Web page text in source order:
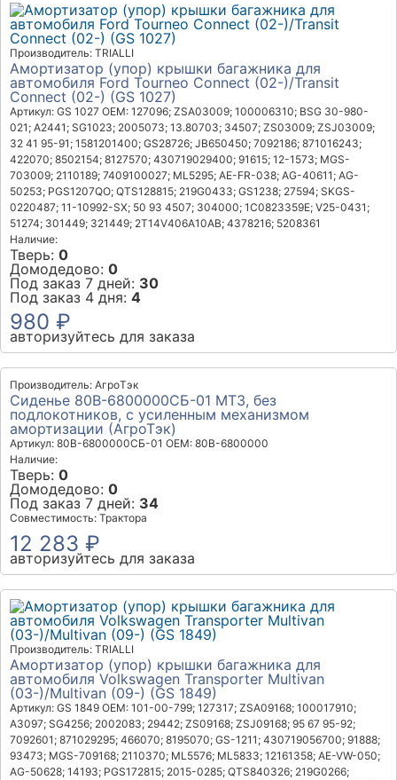
Производитель: TRIALLI
Амортизатор (упор) крышки багажника для
автомобиля Ford Tourneo Connect (02-)/Transit
Connect (02-) (GS 1027)
Артикул: GS 1027 OEM: 127096; ZSA03009; 100006310; BSG 30-980-
021; A2441; SG1023; 2005073; 13.80703; 34507; ZS03009; ZSJ03009;
32 41 95-91; 1581201400; GS28726; JB650450; 7092186; 871016243;
422070; 8502154; 8127570; 430719029400; 91615; 12-1573; MGS-
703009; 2110189; 7409100027; ML5295; AE-FR-038; AG-40611; AG-
50253; PGS1207QO; QTS128815; 219G0433; GS1238; 27594; SKGS-
0220487; 11-10992-SX; 50 93 4507; 304000; 1C0823359E; V25-0431;
51274; 301449; 321449; 2T14V406A10AB; 4378216; 5208361
Наличие:
Тверь: 0
Домодедово: 0
Под заказ 7 дней: 30
Под заказ 4 дня: 4
980 ₽
авторизуйтесь для заказа
Производитель: АгроТэк
Сиденье 80В-6800000СБ-01 МТЗ, без
подлокотников, с усиленным механизмом
амортизации (АгроТэк)
Артикул: 80В-6800000СБ-01 OEM: 80В-6800000
Наличие:
Тверь: 0
Домодедово: 0
Под заказ 7 дней: 34
Совместимость: Трактора
12 283 ₽
авторизуйтесь для заказа
Производитель: TRIALLI
Амортизатор (упор) крышки багажника для
автомобиля Volkswagen Transporter Multivan
(03-)/Multivan (09-) (GS 1849)
Артикул: GS 1849 OEM: 101-00-799; 127317; ZSA09168; 100017910;
A3097; SG4256; 2002083; 29442; ZS09168; ZSJ09168; 95 67 95-92;
7092601; 871029295; 466070; 8195070; GS-1211; 430719056700; 91888;
93473; MGS-709168; 2110370; ML5576; ML5833; 12161358; AE-VW-050;
AG-50628; 14193; PGS172815; 2015-0285; QTS840326; 219G0266;